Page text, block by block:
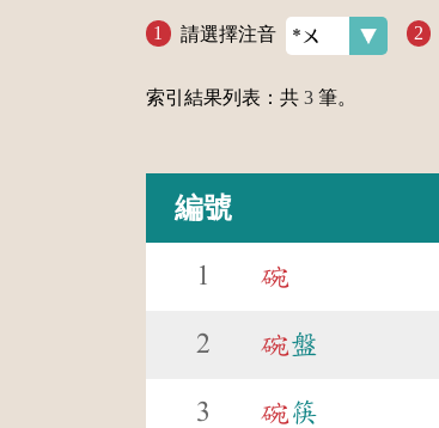
請選擇注音
索引結果列表：共 3 筆。
編號
1 碗
2 碗盤
3 碗筷